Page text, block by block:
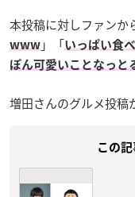
本投稿に対しファンか
www 」「いっぱい食
ぽん可愛いことなっと
増田さんのグルメ投稿
この